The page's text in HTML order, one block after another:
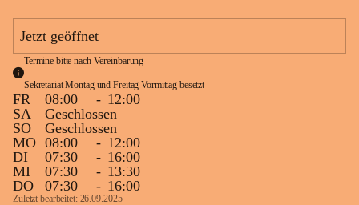
Jetzt geöffnet
Termine bitte nach Vereinbarung
Sekretariat Montag und Freitag Vormittag besetzt
FR 08:00 - 12:00
SA
Geschlossen
SO
Geschlossen
MO 08:00 - 12:00
DI
07:30 - 16:00
MI
07:30 - 13:30
DO
07:30 - 16:00
Zuletzt bearbeitet: 26.09.2025